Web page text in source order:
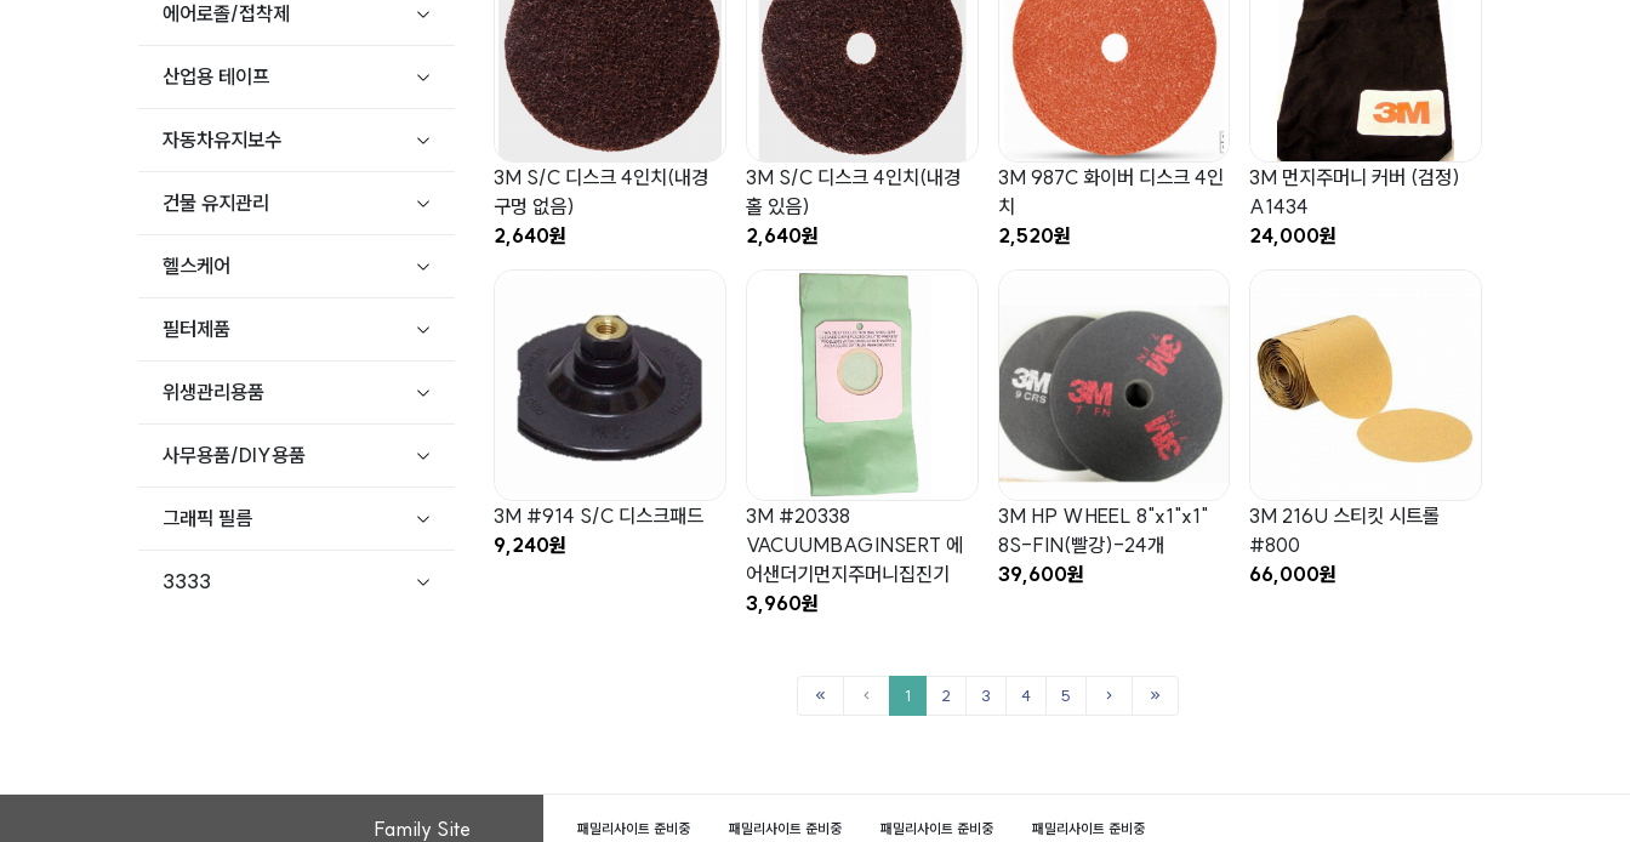
에어로졸/접착제
산업용 테이프
자동차유지보수
건물 유지관리
헬스케어
필터제품
위생관리용품
사무용품/DIY용품
그래픽 필름
3333
3M S/C 디스크 4인치(내경
구멍 없음)
2,640원
3M S/C 디스크 4인치(내경
홀 있음)
2,640원
3M 987C 화이버 디스크 4인
치
2,520원
3M 먼지주머니 커버 (검정)
A1434
24,000원
3M #914 S/C 디스크패드
9,240원
3M #20338
VACUUMBAGINSERT 에
어샌더기먼지주머니집진기
3,960원
3M HP WHEEL 8"x1"x1"
8S-FIN(빨강)-24개
39,600원
3M 216U 스티킷 시트롤
#800
66,000원
1 2 3 4 5
Family Site 패밀리사이트 준비중 패밀리사이트 준비중 패밀리사이트 준비중 패밀리사이트 준비중